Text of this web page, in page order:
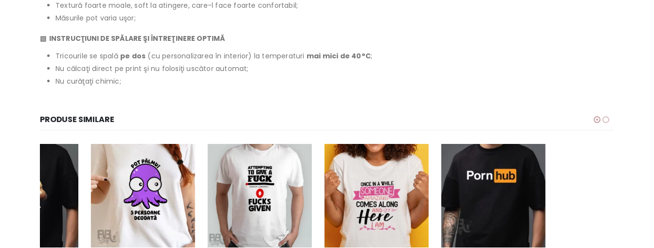
Textură foarte moale, soft la atingere, care-l face foarte confortabil;
Măsurile pot varia uşor;
▧ INSTRUCŢIUNI DE SPĂLARE ŞI ÎNTREŢINERE OPTIMĂ
Tricourile se spală pe dos (cu personalizarea în interior) la temperaturi mai mici de 40°C;
Nu călcaţi direct pe print şi nu folosiţi uscător automat;
Nu curăţaţi chimic;
PRODUSE SIMILARE